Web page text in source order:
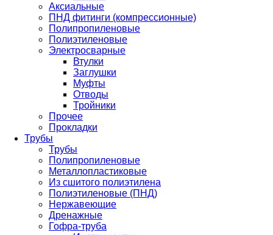
Аксиальные
ПНД фитинги (компрессионные)
Полипропиленовые
Полиэтиленовые
Электросварные
Втулки
Заглушки
Муфты
Отводы
Тройники
Прочее
Прокладки
Трубы
Трубы
Полипропиленовые
Металлопластиковые
Из сшитого полиэтилена
Полиэтиленовые (ПНД)
Нержавеющие
Дренажные
Гофра-труба